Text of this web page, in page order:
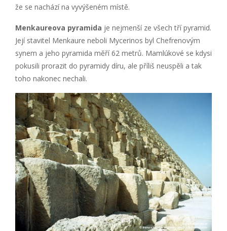
že se nachází na vyvýšeném místě.
Menkaureova pyramida je nejmenší ze všech tří pyramid.
Její stavitel Menkaure neboli Mycerinos byl Chefrenovým
synem a jeho pyramida měří 62 metrů. Mamlúkové se kdysi
pokusili prorazit do pyramidy díru, ale příliš neuspěli a tak
toho nakonec nechali.